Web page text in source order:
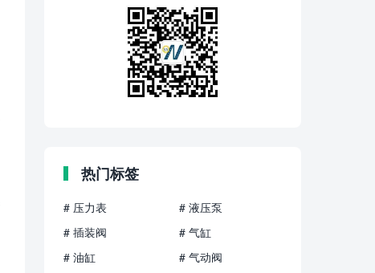
热门标签
# 压力表
# 液压泵
# 插装阀
# 气缸
# 油缸
# 气动阀